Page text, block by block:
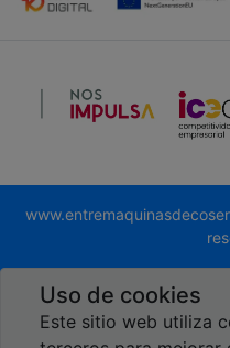
Uso de cookies
Este sitio web utiliza